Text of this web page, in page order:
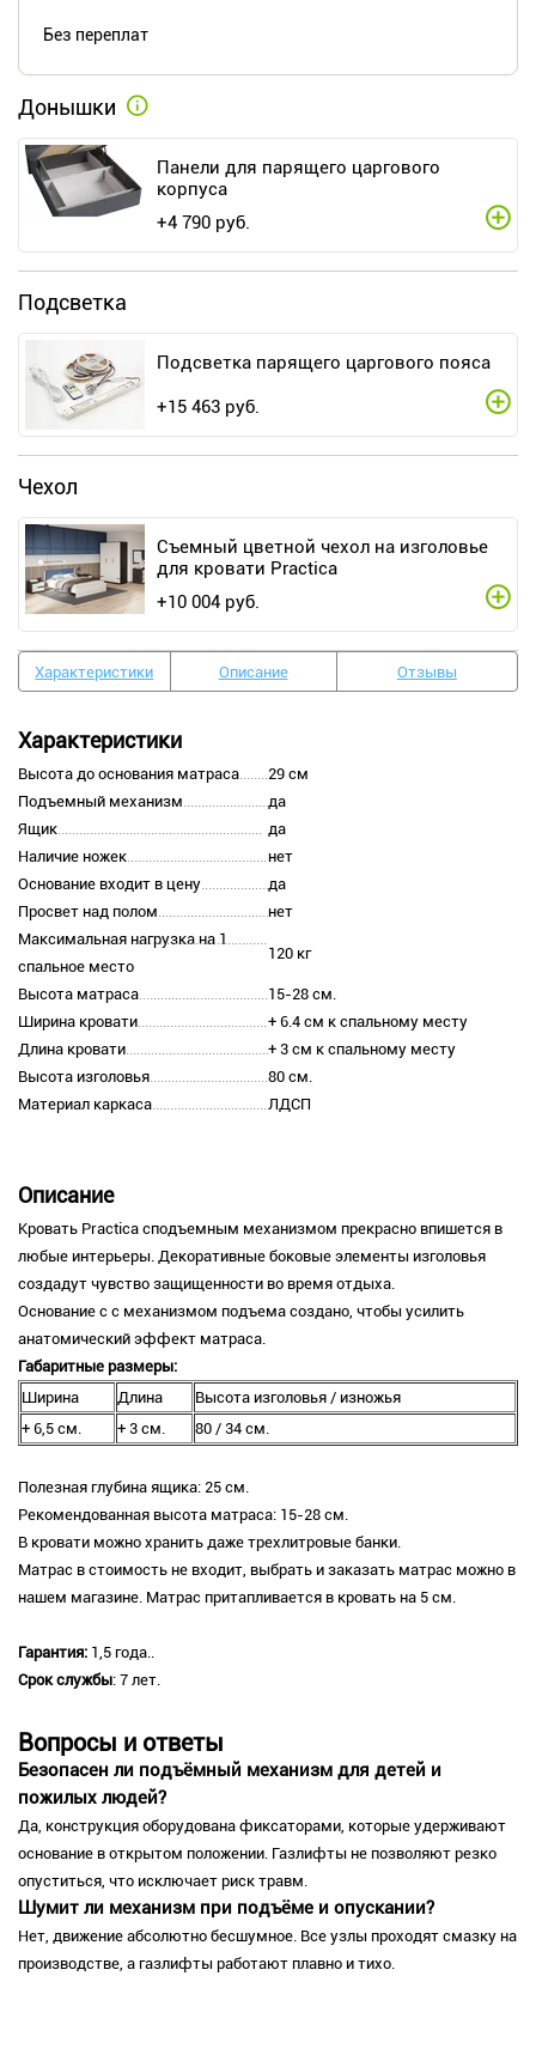
Без переплат
Донышки
Панели для парящего царгового
корпуса
+4 790 руб.
Подсветка
Подсветка парящего царгового пояса
+15 463 руб.
Чехол
Съемный цветной чехол на изголовье
для кровати Practica
+10 004 руб.
Характеристики Описание Отзывы
Характеристики
Высота до основания матраса
29 см
Подъемный механизм
да
Ящик
да
Наличие ножек
нет
Основание входит в цену
да
Просвет над полом
нет
Максимальная нагрузка на 1
спальное место
120 кг
Высота матраса
15-28 см.
Ширина кровати
+ 6.4 см к спальному месту
Длина кровати
+ 3 см к спальному месту
Высота изголовья
80 см.
Материал каркаса
ЛДСП
Описание
Кровать Practica сподъемным механизмом прекрасно впишется в
любые интерьеры. Декоративные боковые элементы изголовья
создадут чувство защищенности во время отдыха.
Основание с с механизмом подъема создано, чтобы усилить
анатомический эффект матраса.
Габаритные размеры:
Ширина
Длина
Высота изголовья / изножья
+ 6,5 см.
+ 3 см. 80 / 34 см.
Полезная глубина ящика: 25 см.
Рекомендованная высота матраса: 15-28 см.
В кровати можно хранить даже трехлитровые банки.
Матрас в стоимость не входит, выбрать и заказать матрас можно в
нашем магазине. Матрас притапливается в кровать на 5 см.
Гарантия: 1,5 года..
Срок службы: 7 лет.
Вопросы и ответы
Безопасен ли подъёмный механизм для детей и
пожилых людей?
Да, конструкция оборудована фиксаторами, которые удерживают
основание в открытом положении. Газлифты не позволяют резко
опуститься, что исключает риск травм.
Шумит ли механизм при подъёме и опускании?
Нет, движение абсолютно бесшумное. Все узлы проходят смазку на
производстве, а газлифты работают плавно и тихо.